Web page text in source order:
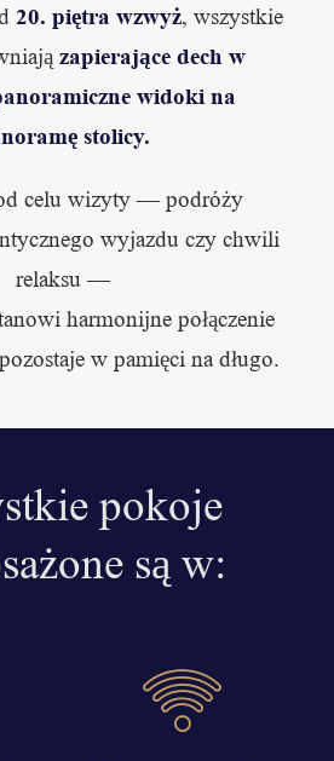
20. piętra wzwyż, wszystkie
zapierające dech w
widoki na
stolicy.
celu wizyty — podróży
wyjazdu czy chwili
relaksu —
harmonijne połączenie
w pamięci na długo.
pokoje
są w: